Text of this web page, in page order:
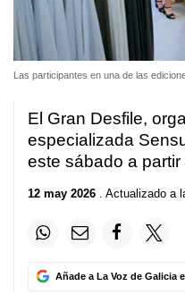
Las participantes en una de las
El Gran Desfile,
especializada
este sábado a
12 may 2026 . Actualizado a
Añade a La Voz de Galicia